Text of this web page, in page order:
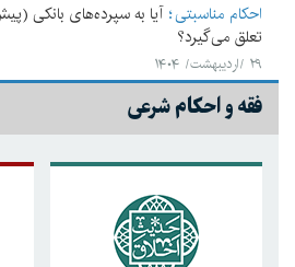
احکام مناسبتی آیا به سپرده‌های
تعلق می‌‌گیرد؟
۲۹ /اردیبهشت/ ۱۴۰۴
فقه و احکام شرعی